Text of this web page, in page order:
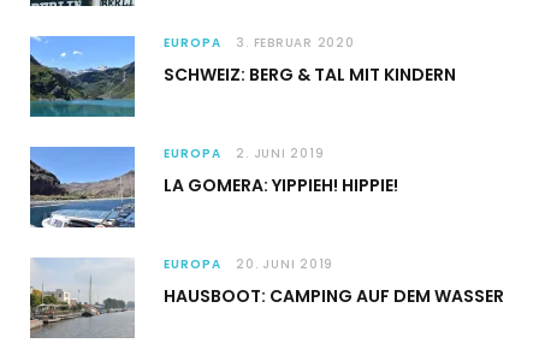
EUROPA 3. FEBRUAR 2020
SCHWEIZ: BERG & TAL MIT KINDERN
EUROPA 2. JUNI 2019
LA GOMERA: YIPPIEH! HIPPIE!
EUROPA 20. JUNI 2019
HAUSBOOT: CAMPING AUF DEM WASSER